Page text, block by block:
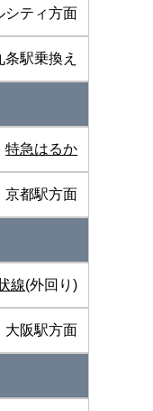
シティ方面
条駅乗換え
特急はるか
京都駅方面
線(外回り)
大阪駅方面